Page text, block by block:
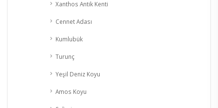
Xanthos Antik Kenti
Cennet Adası
Kumlubük
Turunç
Yeşil Deniz Koyu
Amos Koyu